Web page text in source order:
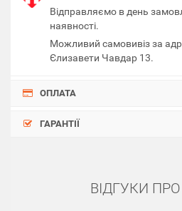
Відправляємо в день
наявності.
Можливий самовивіз за
Єлизавети Чавдар 13.
ОПЛАТА
ГАРАНТІЇ
ВІДГУКИ